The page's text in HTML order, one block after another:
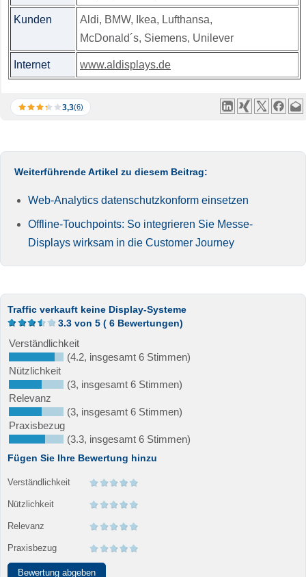
Kunden
Aldi, BMW, Ikea, Lufthansa,
McDonald´s, Siemens, Unilever
Internet www.aldisplays.de
3,3(6)
Weiterführende Artikel zu diesem Beitrag:
Web-Analytics datenschutzkonform einsetzen
Offline-Touchpoints: So integrieren Sie Messe-
Displays wirksam in die Customer Journey
Traffic verkauft keine Display-Systeme
3.3 von 5 ( 6 Bewertungen)
Verständlichkeit
(4.2, insgesamt 6 Stimmen)
Nützlichkeit
(3, insgesamt 6 Stimmen)
Relevanz
(3, insgesamt 6 Stimmen)
Praxisbezug
(3.3, insgesamt 6 Stimmen)
Fügen Sie Ihre Bewertung hinzu
Verständlichkeit
Nützlichkeit
Relevanz
Praxisbezug